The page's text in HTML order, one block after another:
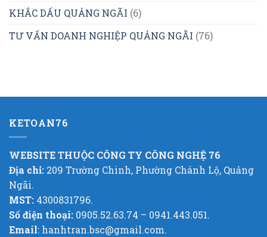
KHẮC DẤU QUẢNG NGÃI (6)
TƯ VẤN DOANH NGHIỆP QUẢNG NGÃI (76)
KETOAN76
WEBSITE THUỘC CÔNG TY CÔNG NGHỆ 76
Địa chỉ: 209 Trường Chinh, Phường Chánh Lộ, Quảng
Ngãi.
MST: 4300831796.
Số điện thoại: 0905.52.63.74 – 0941.443.051.
Email: hanhtran.bsc@gmail.com.